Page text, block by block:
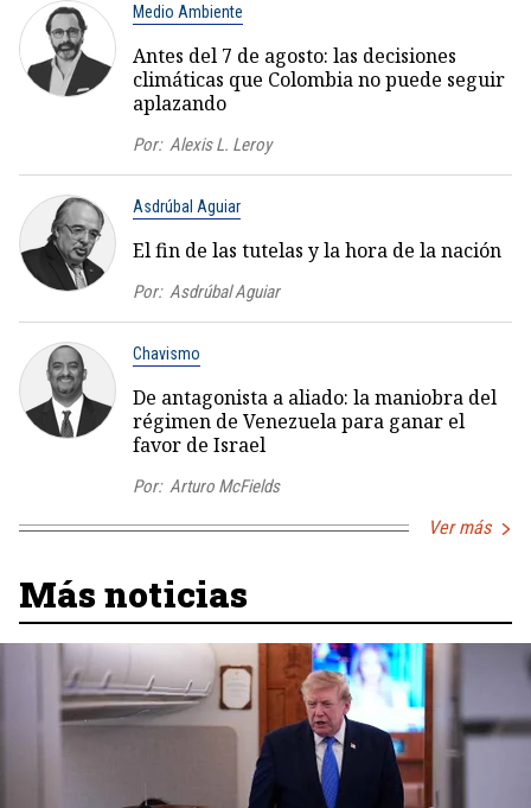
Medio Ambiente
Antes del 7 de agosto: las decisiones
climáticas que Colombia no puede seguir
aplazando
Por: Alexis L. Leroy
Asdrúbal Aguiar
El fin de las tutelas y la hora de la nación
Por: Asdrúbal Aguiar
Chavismo
De antagonista a aliado: la maniobra del
régimen de Venezuela para ganar el
favor de Israel
Por: Arturo McFields
Ver más
Más noticias